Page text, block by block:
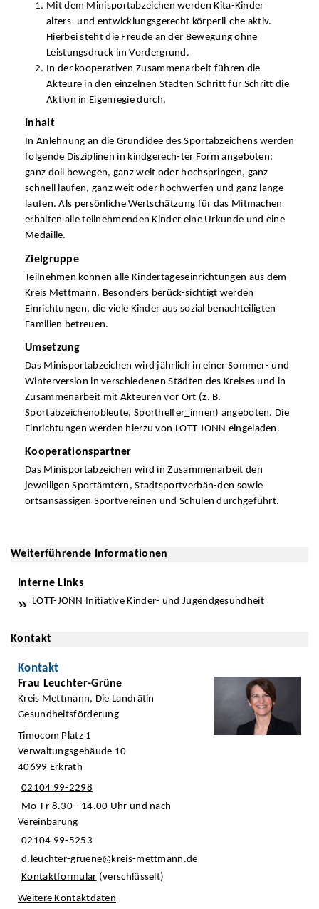
Mit dem Minisportabzeichen werden Kita-Kinder
alters- und entwicklungsgerecht körperli-che aktiv.
Hierbei steht die Freude an der Bewegung ohne
Leistungsdruck im Vordergrund.
In der kooperativen Zusammenarbeit führen die
Akteure in den einzelnen Städten Schritt für Schritt die
Aktion in Eigenregie durch.
Inhalt
In Anlehnung an die Grundidee des Sportabzeichens werden
folgende Disziplinen in kindgerech-ter Form angeboten:
ganz doll bewegen, ganz weit oder hochspringen, ganz
schnell laufen, ganz weit oder hochwerfen und ganz lange
laufen. Als persönliche Wertschätzung für das Mitmachen
erhalten alle teilnehmenden Kinder eine Urkunde und eine
Medaille.
Zielgruppe
Teilnehmen können alle Kindertageseinrichtungen aus dem
Kreis Mettmann. Besonders berück-sichtigt werden
Einrichtungen, die viele Kinder aus sozial benachteiligten
Familien betreuen.
Umsetzung
Das Minisportabzeichen wird jährlich in einer Sommer- und
Winterversion in verschiedenen Städten des Kreises und in
Zusammenarbeit mit Akteuren vor Ort (z. B.
Sportabzeichenobleute, Sporthelfer_innen) angeboten. Die
Einrichtungen werden hierzu von LOTT-JONN eingeladen.
Kooperationspartner
Das Minisportabzeichen wird in Zusammenarbeit den
jeweiligen Sportämtern, Stadtsportverbän-den sowie
ortsansässigen Sportvereinen und Schulen durchgeführt.
Weiterführende Informationen
Interne Links
LOTT-JONN Initiative Kinder- und Jugendgesundheit
Kontakt
Kontakt
Frau Leuchter-Grüne
Kreis Mettmann, Die Landrätin
Gesundheitsförderung
Timocom Platz 1
Verwaltungsgebäude 10
40699 Erkrath
02104 99-2298
Mo-Fr 8.30 - 14.00 Uhr und nach
Vereinbarung
02104 99-5253
d.leuchter-gruene@kreis-mettmann.de
Kontaktformular (verschlüsselt)
Weitere Kontaktdaten